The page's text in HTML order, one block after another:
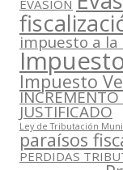
EVASION
impuesto a la
Impuesto
JUSTIFICADO
Ley de Tributación
paraísos
PERDIDAS